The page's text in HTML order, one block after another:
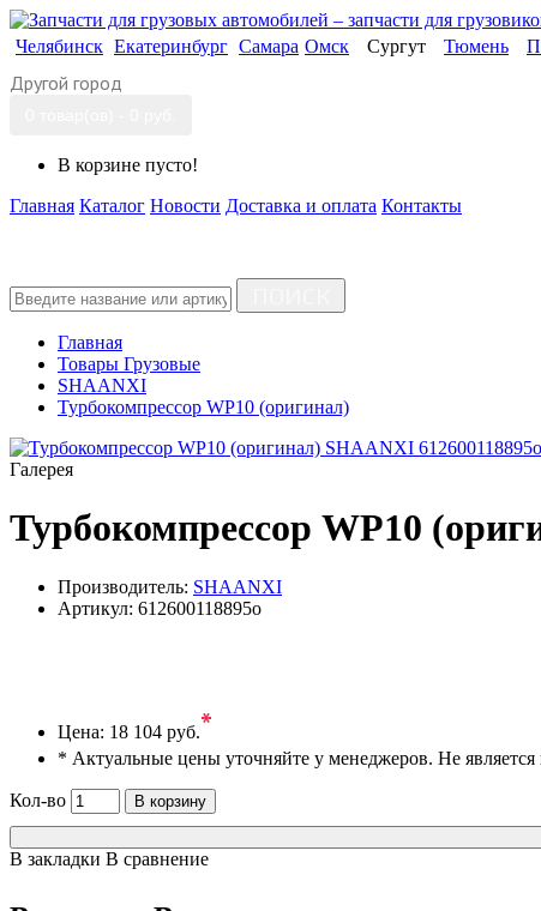
Челябинск Екатеринбург Самара Омск Сургут Тюмень
Другой город
В корзине пусто!
Главная Каталог Новости Доставка и оплата Контакты
Главная
Товары Грузовые
SHAANXI
Турбокомпрессор WP10 (оригинал)
Галерея
Турбокомпрессор WP10
Производитель: SHAANXI
Артикул: 612600118895o
Цена: 18 104 руб.*
* Актуальные цены уточняйте у менеджеров. Не
Кол-во
В корзину
В закладки В сравнение